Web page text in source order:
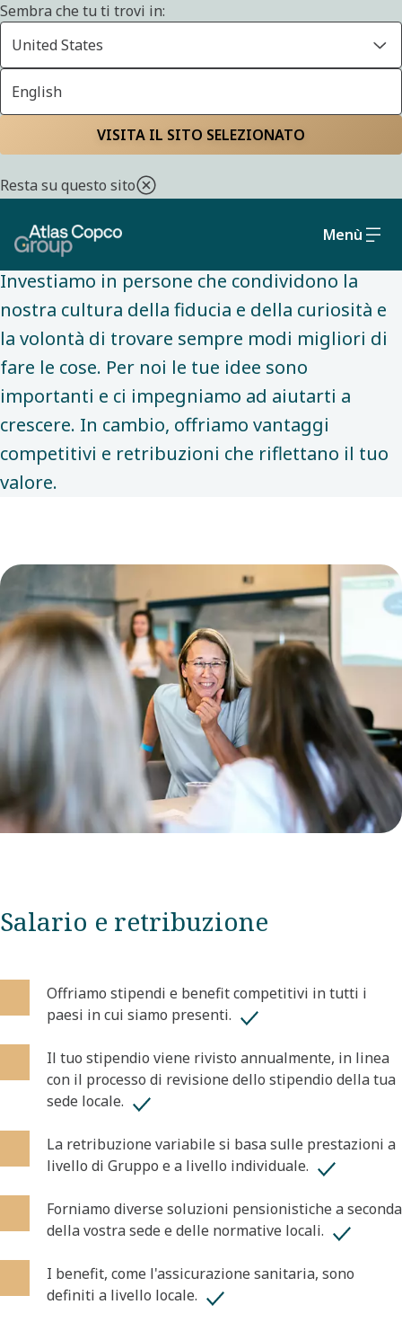
Sembra che tu ti trovi in:
United States
English
VISITA IL SITO SELEZIONATO
Resta su questo sito
Menù
MOTIVI PER FARNE PARTE
Investire in
compensation and
benefits
Investiamo in persone che condividono la
nostra cultura della fiducia e della curiosità e
la volontà di trovare sempre modi migliori di
fare le cose. Per noi le tue idee sono
importanti e ci impegniamo ad aiutarti a
crescere. In cambio, offriamo vantaggi
competitivi e retribuzioni che riflettano il tuo
valore.
Salario e retribuzione
Offriamo stipendi e benefit competitivi in tutti i
paesi in cui siamo presenti. ​
​Il tuo stipendio viene rivisto annualmente, in linea
con il processo di revisione dello stipendio della tua
sede locale. ​
​La retribuzione variabile si basa sulle prestazioni a
livello di Gruppo e a livello individuale. ​
​Forniamo diverse soluzioni pensionistiche a seconda
della vostra sede e delle normative locali.
I benefit, come l'assicurazione sanitaria, sono
definiti a livello locale. ​